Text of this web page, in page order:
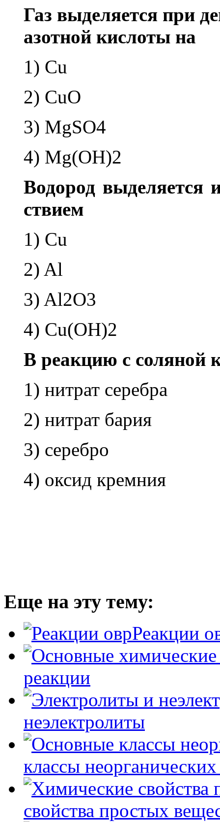
Газ вы­де­ля­ет­ся при
азот­ной кис­ло­ты на
1) Cu
2) CuO
3) MgSO4
4) Mg(OH)2
Во­до­род вы­де­ля­ет­ся
стви­ем
1) Cu
2) Al
3) Al2O3
4) Cu(OH)2
В ре­ак­цию с со­ля­ной
1) нит­рат се­реб­ра
2) нит­рат бария
3) се­реб­ро
4) оксид крем­ния
Еще на эту тему:
Реакции
реакции
неэлектролиты
классы
свойства простых